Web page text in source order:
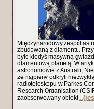
Międzynarodowy zespół
zbudowaną z diamentu.
było kiedyś masywną
diamentową planetą. W
astronomowie z Australii,
że najpierw odkryli
radioteleskopu w Parkes
Research Organisation
zaobserwowany obiekt